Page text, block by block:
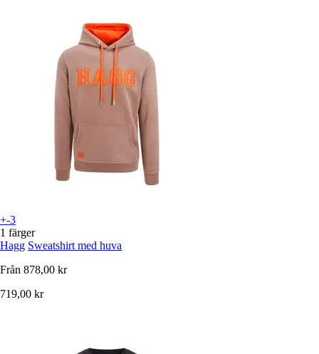
+-3
1 färger
Hagg Sweatshirt med huva
Från 878,00 kr
719,00 kr